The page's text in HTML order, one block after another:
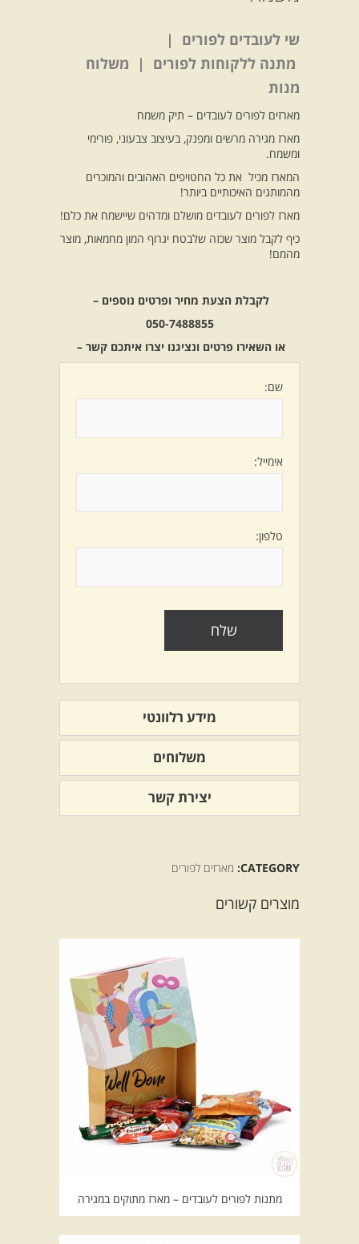
שי לעובדים לפורים |
מתנה ללקוחות לפורים | משלוח
מנות
מארזים לפורים לעובדים – תיק משמח
מארז מגירה מרשים ומפנק, בעיצוב צבעוני, פורימי
ומשמח.
המארז מכיל את כל החטויפים האהובים והמוכרים
מהמותגים האיכותיים ביותר!
מארז לפורים לעובדים מושלם ומדהים שיישמח את כלם!
כיף לקבל מוצר שכזה שלבטח יגרוף המון מחמאות, מוצר
מהמם!
לקבלת הצעת מחיר ופרטים נוספים –
050-7488855
או השאירו פרטים ונציגנו יצרו איתכם קשר –
שם:
אימייל:
טלפון:
מידע רלוונטי
משלוחים
יצירת קשר
CATEGORY: מארזים לפורים
מוצרים קשורים
מתנות לפורים לעובדים – מארז מתוקים במגירה